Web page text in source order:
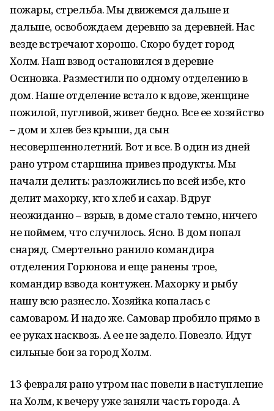
пожары, стрельба. Мы движемся дальше и
дальше, освобождаем деревню за деревней. Нас
везде встречают хорошо. Скоро будет город
Холм. Наш взвод остановился в деревне
Осиновка. Разместили по одному отделению в
дом. Наше отделение встало к вдове, женщине
пожилой, пугливой, живет бедно. Все ее хозяйство
– дом и хлев без крыши, да сын
несовершеннолетний. Вот и все. В один из дней
рано утром старшина привез продукты. Мы
начали делить: разложились по всей избе, кто
делит махорку, кто хлеб и сахар. Вдруг
неожиданно – взрыв, в доме стало темно, ничего
не поймем, что случилось. Ясно. В дом попал
снаряд. Смертельно ранило командира
отделения Горюнова и еще ранены трое,
командир взвода контужен. Махорку и рыбу
нашу всю разнесло. Хозяйка копалась с
самоваром. И надо же. Самовар пробило прямо в
ее руках насквозь. А ее не задело. Повезло. Идут
сильные бои за город Холм.
13 февраля рано утром нас повели в наступление
на Холм, к вечеру уже заняли часть города. А